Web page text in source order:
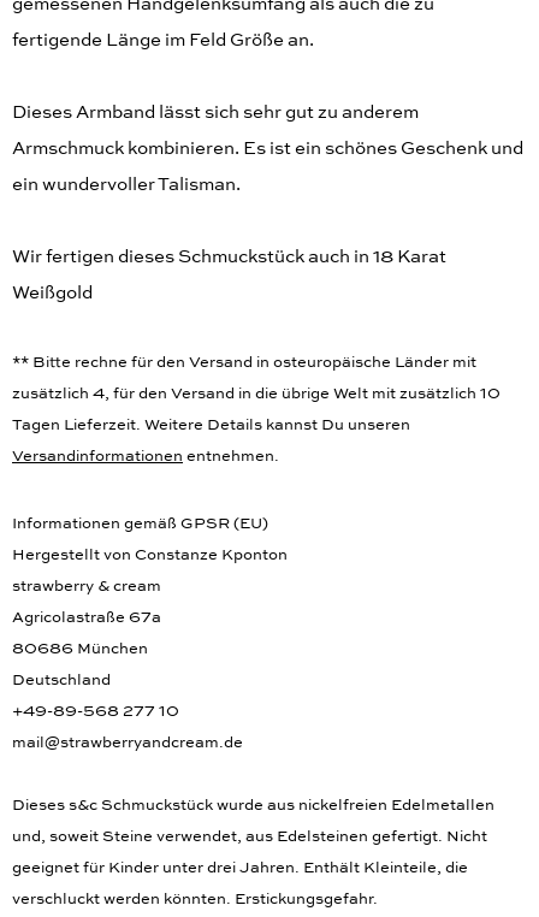
gemessenen Handgelenksumfang als auch die zu
fertigende Länge im Feld Größe an.
Dieses Armband lässt sich sehr gut zu anderem
Armschmuck kombinieren. Es ist ein schönes Geschenk und
ein wundervoller Talisman.
Wir fertigen dieses Schmuckstück auch in 18 Karat
Weißgold
** Bitte rechne für den Versand in osteuropäische Länder mit
zusätzlich 4, für den Versand in die übrige Welt mit zusätzlich 10
Tagen Lieferzeit. Weitere Details kannst Du unseren
Versandinformationenentnehmen.
Informationen gemäß GPSR (EU)
Hergestellt von Constanze Kponton
strawberry & cream
Agricolastraße 67a
80686 München
Deutschland
+49-89-568 277 10
mail@strawberryandcream.de
Dieses s&c Schmuckstück wurde aus nickelfreien Edelmetallen
und, soweit Steine verwendet, aus Edelsteinen gefertigt. Nicht
geeignet für Kinder unter drei Jahren. Enthält Kleinteile, die
verschluckt werden könnten. Erstickungsgefahr.